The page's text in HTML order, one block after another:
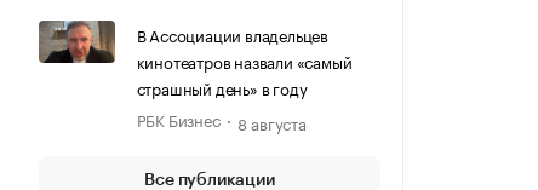
В Ассоциации владельцев
кинотеатров назвали «самый
страшный день» в году
РБК Бизнес
8 августа
Все публикации